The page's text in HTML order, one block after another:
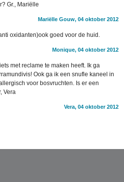
Gr., Mariëlle
Mariëlle Gouw, 04 oktober 2012
oxidanten)ook goed voor de huid.
Monique, 04 oktober 2012
met reclame te maken heeft. Ik ga
Ook ga ik een snufle kaneel in
voor bosvruchten. Is er een
Vera
Vera, 04 oktober 2012